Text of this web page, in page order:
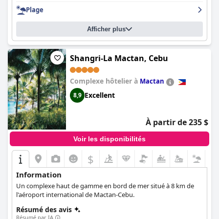
une escapade relaxante parfaite à proximité de la magnifique
plage d'Alona. Dans l'ensemble, l'
Amorita Resort (Amorita Resort
Bohol)est un hôtel cinq étoiles de premier ordre qui offre des
expériences exceptionnelles à ses clients.
Plage
Afficher plus
Shangri-La Mactan, Cebu
Complexe hôtelier à Mactan
8,9 Excellent
À partir de 235 $
Voir les disponibilités
$
Information
Un complexe haut de gamme en bord de mer situé à 8 km de
l'aéroport international de Mactan-Cebu.
Résumé des avis
Résumé par IA